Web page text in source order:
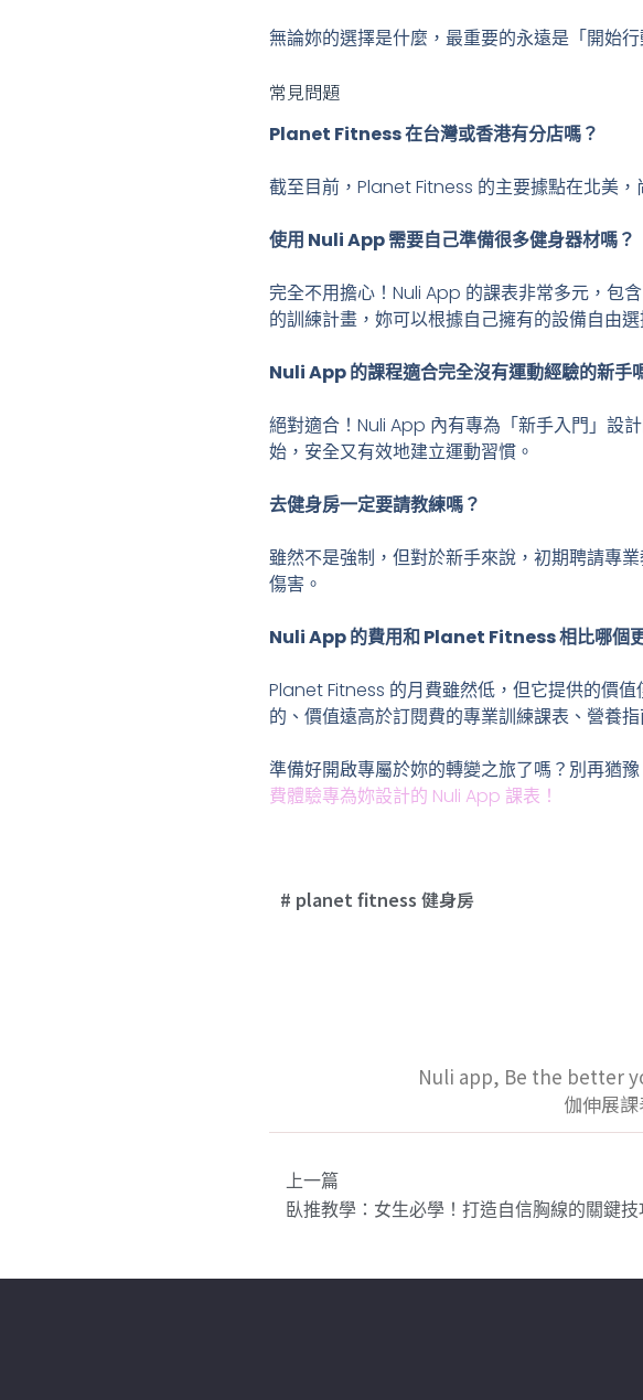
無論妳的選擇是什麼，最重要的永遠是「開始
常見問題
Planet Fitness 在台灣或香港有分店嗎？
截至目前，Planet Fitness 的主要據點在北美，
使用 Nuli App 需要自己準備很多健身器材嗎？
完全不用擔心！Nuli App 的課表非常多元，包
的訓練計畫，妳可以根據自己擁有的設備自由選
Nuli App 的課程適合完全沒有運動經驗的新手
絕對適合！Nuli App 內有專為「新手入門」設
始，安全又有效地建立運動習慣。
去健身房一定要請教練嗎？
雖然不是強制，但對於新手來說，初期聘請專
傷害。
Nuli App 的費用和 Planet Fitness 相比哪個
Planet Fitness 的月費雖然低，但它提供的價
的、價值遠高於訂閱費的專業訓練課表、營養
準備好開啟專屬於妳的轉變之旅了嗎？別再猶
費體驗專為妳設計的 Nuli App 課表！
planet fitness 健身房
Nuli app, Be the better
伽伸展
上一篇
臥推教學：女生必學！打造自信胸線的關鍵